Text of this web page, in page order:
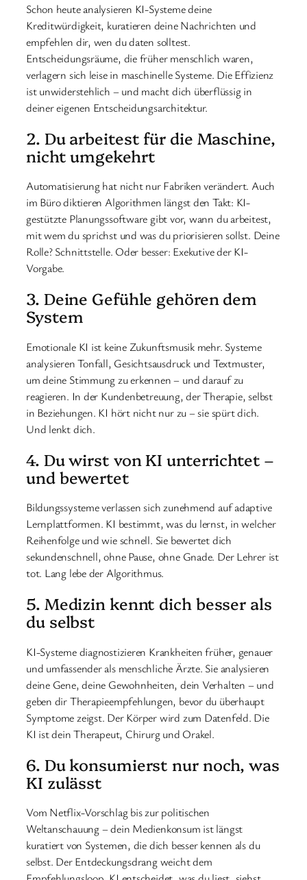
Schon heute analysieren KI-Systeme deine
Kreditwürdigkeit, kuratieren deine Nachrichten und
empfehlen dir, wen du daten solltest.
Entscheidungsräume, die früher menschlich waren,
verlagern sich leise in maschinelle Systeme. Die Effizienz
ist unwiderstehlich – und macht dich überflüssig in
deiner eigenen Entscheidungsarchitektur.
2. Du arbeitest für die Maschine,
nicht umgekehrt
Automatisierung hat nicht nur Fabriken verändert. Auch
im Büro diktieren Algorithmen längst den Takt: KI-
gestützte Planungssoftware gibt vor, wann du arbeitest,
mit wem du sprichst und was du priorisieren sollst. Deine
Rolle? Schnittstelle. Oder besser: Exekutive der KI-
Vorgabe.
3. Deine Gefühle gehören dem
System
Emotionale KI ist keine Zukunftsmusik mehr. Systeme
analysieren Tonfall, Gesichtsausdruck und Textmuster,
um deine Stimmung zu erkennen – und darauf zu
reagieren. In der Kundenbetreuung, der Therapie, selbst
in Beziehungen. KI hört nicht nur zu – sie spürt dich.
Und lenkt dich.
4. Du wirst von KI unterrichtet –
und bewertet
Bildungssysteme verlassen sich zunehmend auf adaptive
Lernplattformen. KI bestimmt, was du lernst, in welcher
Reihenfolge und wie schnell. Sie bewertet dich
sekundenschnell, ohne Pause, ohne Gnade. Der Lehrer ist
tot. Lang lebe der Algorithmus.
5. Medizin kennt dich besser als
du selbst
KI-Systeme diagnostizieren Krankheiten früher, genauer
und umfassender als menschliche Ärzte. Sie analysieren
deine Gene, deine Gewohnheiten, dein Verhalten – und
geben dir Therapieempfehlungen, bevor du überhaupt
Symptome zeigst. Der Körper wird zum Datenfeld. Die
KI ist dein Therapeut, Chirurg und Orakel.
6. Du konsumierst nur noch, was
KI zulässt
Vom Netflix-Vorschlag bis zur politischen
Weltanschauung – dein Medienkonsum ist längst
kuratiert von Systemen, die dich besser kennen als du
selbst. Der Entdeckungsdrang weicht dem